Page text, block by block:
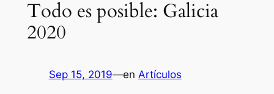
Todo es posible: Galicia
2020
Sep 15, 2019—en Artículos